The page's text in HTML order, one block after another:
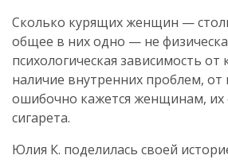
Сколько курящих женщин —
общее в них одно — не
психологическая зависимость от
наличие внутренних проблем, от
ошибочно кажется женщинам, их
сигарета.
Юлия К. поделилась своей